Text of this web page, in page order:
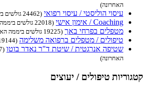
האחרונה)
עיסוי הוליסטי / עיסוי רפואי (24462 גולשים ביממה האחרונה)
Coaching / אימון אישי (22018 גולשים ביממה האחרונה)
מטפלים בפרחי באך (19225 גולשים ביממה האחרונה)
טיפולים / מטפלים ברפואה משלימה (19144 גולשים ביממה האחרונה)
שטיפה אנרגטית / שיטת ד"ר נאדר בוטו
האחרונה)
קטגוריות טיפולים / יעוצים